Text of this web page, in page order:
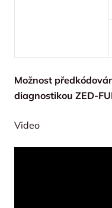
Možnost
diagnostikou ZED-
Video